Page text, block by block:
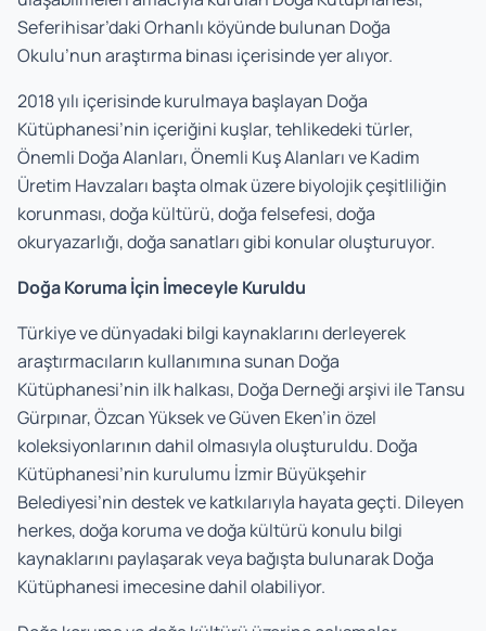
Seferihisar’daki Orhanlı köyünde bulunan Doğa
Okulu’nun araştırma binası içerisinde yer alıyor.
2018 yılı içerisinde kurulmaya başlayan Doğa
Kütüphanesi’nin içeriğini kuşlar, tehlikedeki türler,
Önemli Doğa Alanları, Önemli Kuş Alanları ve Kadim
Üretim Havzaları başta olmak üzere biyolojik çeşitliliğin
korunması, doğa kültürü, doğa felsefesi, doğa
okuryazarlığı, doğa sanatları gibi konular oluşturuyor.
Doğa Koruma İçin İmeceyle Kuruldu
Türkiye ve dünyadaki bilgi kaynaklarını derleyerek
araştırmacıların kullanımına sunan Doğa
Kütüphanesi’nin ilk halkası, Doğa Derneği arşivi ile Tansu
Gürpınar, Özcan Yüksek ve Güven Eken’in özel
koleksiyonlarının dahil olmasıyla oluşturuldu. Doğa
Kütüphanesi’nin kurulumu İzmir Büyükşehir
Belediyesi’nin destek ve katkılarıyla hayata geçti. Dileyen
herkes, doğa koruma ve doğa kültürü konulu bilgi
kaynaklarını paylaşarak veya bağışta bulunarak Doğa
Kütüphanesi imecesine dahil olabiliyor.